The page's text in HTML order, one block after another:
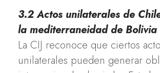
3.2 Actos unilaterales de
la mediterraneidad de Bolivia
La CIJ reconoce que ciertos
unilaterales pueden generar